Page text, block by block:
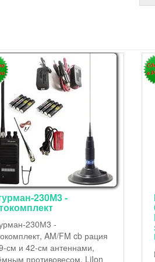
230М3- AM/FM
Би (27 МГц) рация с
устройством от
230М3 - AM/FM Си-Би